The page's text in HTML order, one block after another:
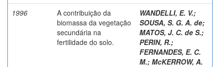
1996
A contribuição da
biomassa da vegetação
secundária na
fertilidade do solo.
WANDELLI, E. V.;
SOUSA, S. G. A. de;
MATOS, J. C. de S.;
PERIN, R.;
FERNANDES, E. C.
M.; McKERROW, A.